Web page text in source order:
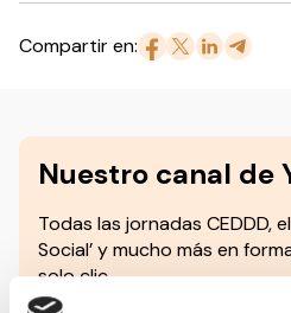
Compartir en:
Nuestro canal de
Todas las jornadas CEDDD,
Social’ y mucho más en
solo clic.